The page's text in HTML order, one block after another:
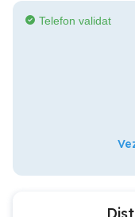
Telefon validat